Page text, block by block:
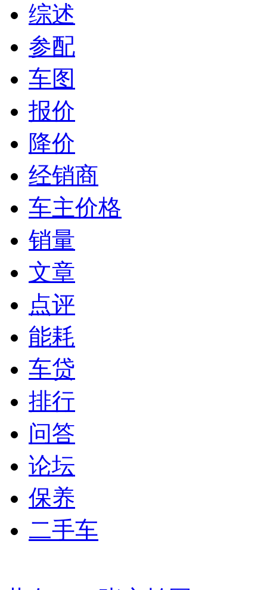
综述
参配
车图
报价
降价
经销商
车主价格
销量
文章
点评
能耗
车贷
排行
问答
论坛
保养
二手车